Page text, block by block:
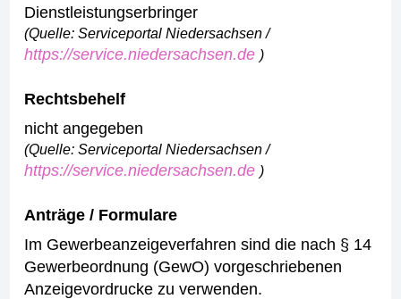
Dienstleistungserbringer
(Quelle: Serviceportal Niedersachsen /
https://service.niedersachsen.de )
Rechtsbehelf
nicht angegeben
(Quelle: Serviceportal Niedersachsen /
https://service.niedersachsen.de )
Anträge / Formulare
Im Gewerbeanzeigeverfahren sind die nach § 14
Gewerbeordnung (GewO) vorgeschriebenen
Anzeigevordrucke zu verwenden.